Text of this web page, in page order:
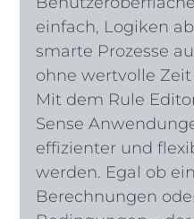
einfach, Logiken
smarte Prozesse
ohne wertvolle
Mit dem Rule
Sense
effizienter und
werden. Egal ob
Berechnungen